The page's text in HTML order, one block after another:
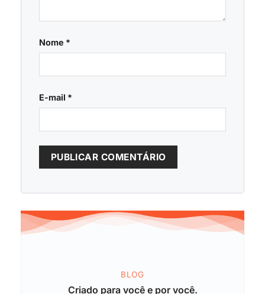
Nome *
E-mail *
BLOG
Criado para você e por você.